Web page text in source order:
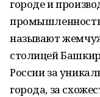
городе и
называют
столицей
России за
города, за